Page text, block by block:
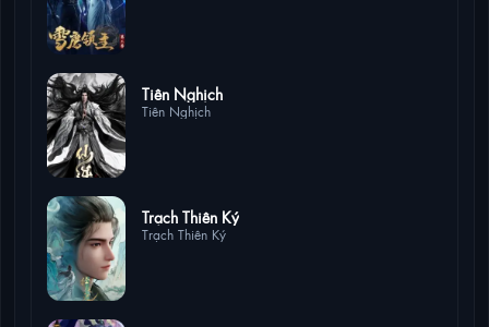
Tiên Nghịch
Tiên Nghịch
Trạch Thiên Ký
Trạch Thiên Ký